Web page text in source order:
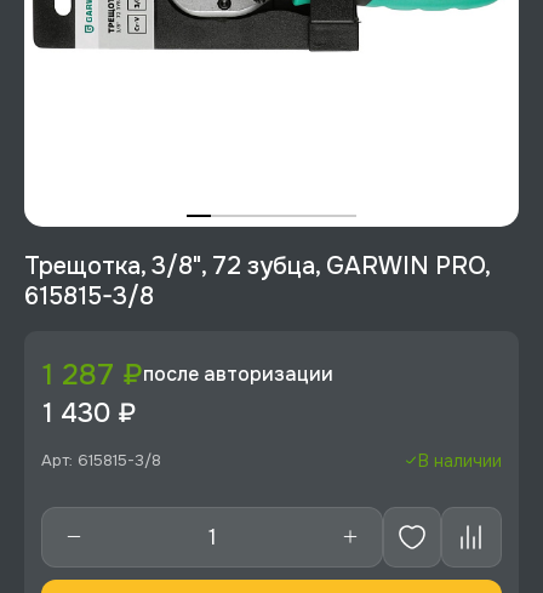
Трещотка, 3/8", 72 зубца, GARWIN PRO,
615815-3/8
1 287 ₽после авторизации
1 430 ₽
Арт: 615815-3/8 В наличии